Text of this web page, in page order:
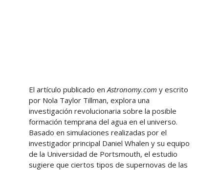
El artículo publicado enAstronomy.comy escrito
por Nola Taylor Tillman, explora una
investigación revolucionaria sobre la posible
formación temprana del agua en el universo.
Basado en simulaciones realizadas por el
investigador principal Daniel Whalen y su equipo
de la Universidad de Portsmouth, el estudio
sugiere que ciertos tipos de supernovas de las